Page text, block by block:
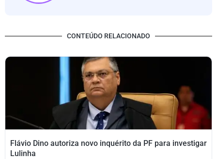
CONTEÚDO RELACIONADO
Flávio Dino autoriza novo inquérito da PF para investigar
Lulinha